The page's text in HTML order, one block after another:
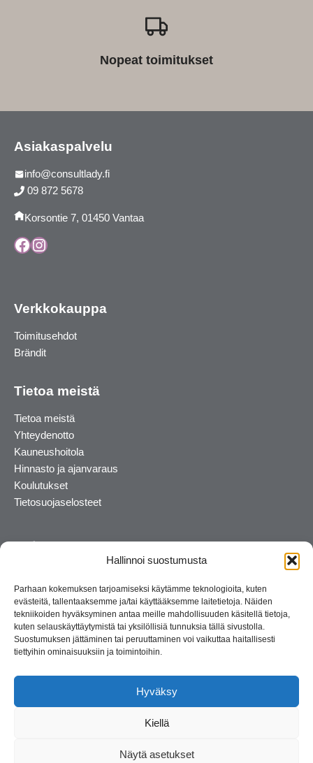
Hallinnoi suostumusta
Parhaan kokemuksen tarjoamiseksi käytämme teknologioita, kuten
evästeitä, tallentaaksemme ja/tai käyttääksemme laitetietoja. Näiden
tekniikoiden hyväksyminen antaa meille mahdollisuuden käsitellä tietoja,
kuten selauskäyttäytymistä tai yksilöllisiä tunnuksia tällä sivustolla.
Suostumuksen jättäminen tai peruuttaminen voi vaikuttaa haitallisesti
tiettyihin ominaisuuksiin ja toimintoihin.
Hyväksy
Kiellä
Näytä asetukset
Nopeat toimitukset
Asiakaspalvelu
info@consultlady.fi
09 872 5678
Korsontie 7, 01450 Vantaa
Facebook
Instagram
Verkkokauppa
Toimitusehdot
Brändit
Tietoa meistä
Tietoa meistä
Yhteydenotto
Kauneushoitola
Hinnasto ja ajanvaraus
Koulutukset
Tietosuojaselosteet
perheyritys yli 35 vuotta.
© 2026 Consult Lady